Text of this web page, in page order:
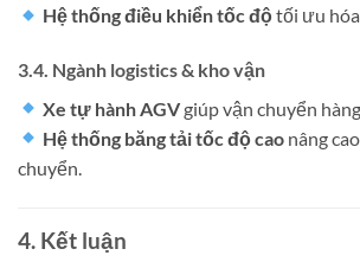
Hệ thống điều khiển tốc độtối ưu
3.4. Ngành logistics & kho vận
Xe tự hành AGVgiúp vận chuyển
Hệ thống băng tải tốc độ cao nâng
chuyển.
4. Kết luận